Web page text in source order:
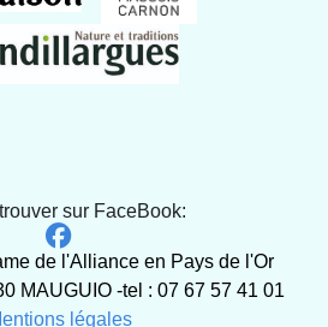
sur FaceBook:
de l'Alliance en Pays de l'Or
MAUGUIO -tel : 07 67 57 41 01
légales